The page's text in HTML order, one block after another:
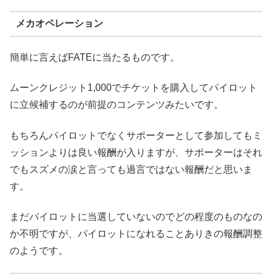
メカオペレーション
簡単に言えばFATEに当たるものです。
ムーンクレジット1,000でチケットを購入してパイロット
に立候補するのが前提のコンテンツみたいです。
もちろんパイロットでなくサポーターとして参加してもミ
ッションよりは良い報酬が入りますが、サポーターはそれ
でもスズメの涙と言っても過言ではない報酬だと思いま
す。
まだパイロットに当選していないのでどの程度のものなの
か不明ですが、パイロットになれることありきの報酬調整
のようです。